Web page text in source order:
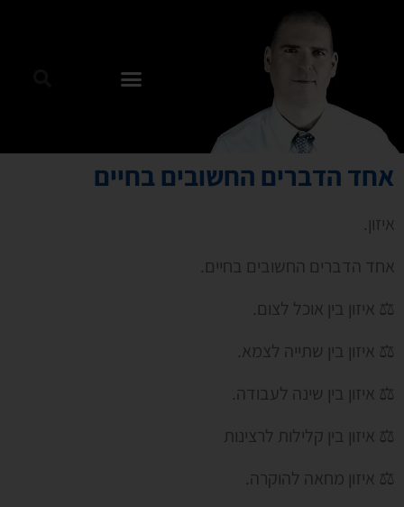
אחד הדברים החשובים בחיים
איזון.
אחד הדברים החשובים בחיים.
⚖ איזון בין אוכל לצום.
⚖ איזון בין שתייה לצמא.
⚖ איזון בין שינה לעבודה.
⚖ איזון בין קלילות לרצינות
⚖ איזון מחאה להוקרה.